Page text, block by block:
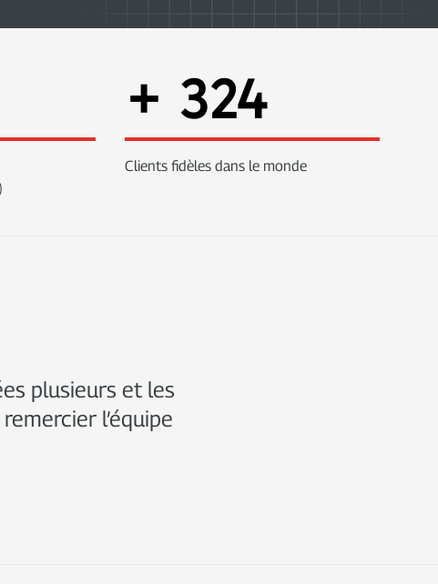
+ 324
Clients fidèles dans le monde
plusieurs et les
l’équipe